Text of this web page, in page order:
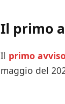
Il primo
Il primo avviso
maggio del